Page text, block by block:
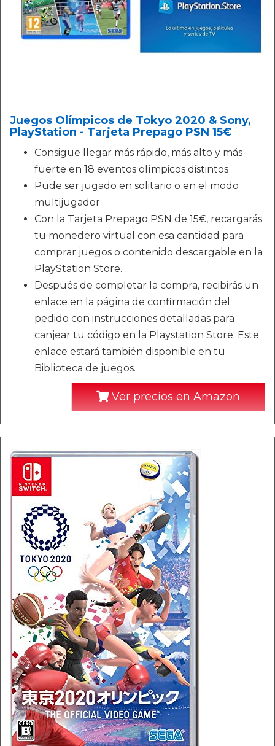
Juegos Olímpicos de Tokyo 2020 & Sony,
PlayStation - Tarjeta Prepago PSN 15€
Consigue llegar más rápido, más alto y más
fuerte en 18 eventos olímpicos distintos
Pude ser jugado en solitario o en el modo
multijugador
Con la Tarjeta Prepago PSN de 15€, recargarás
tu monedero virtual con esa cantidad para
comprar juegos o contenido descargable en la
PlayStation Store.
Después de completar la compra, recibirás un
enlace en la página de confirmación del
pedido con instrucciones detalladas para
canjear tu código en la Playstation Store. Este
enlace estará también disponible en tu
Biblioteca de juegos.
Ver precios en Amazon